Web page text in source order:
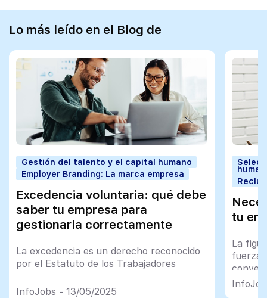
Lo más leído en el Blog de
Gestión del talento y el capital humano
Employer Branding: La marca empresa
Excedencia voluntaria: qué debe
saber tu empresa para
gestionarla correctamente
La excedencia es un derecho reconocido
por el Estatuto de los Trabajadores
InfoJobs - 13/05/2025
tu
La
fuerza
hora